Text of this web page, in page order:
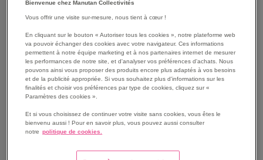
Lot de 4 Feutre effaçable
p/tableau et ardoise coloris
assortis
3,35 €
4,02 € TTC
Pochettes magnétiques à
trier
44,75 €
53,70 € TTC
Bienvenue chez Manutan Collectivités
Vous offrir une visite sur-mesure, nous tient à cœur !
En cliquant sur le bouton « Autoriser tous les cookies », notre plateforme web
va pouvoir échanger des cookies avec votre navigateur. Ces informations
permettent à notre équipe marketing et à nos partenaires internet de mesurer
les performances de notre site, et d'analyser vos préférences d'achats. Nous
pouvons ainsi vous proposer des produits encore plus adaptés à vos besoins
et de la publicité appropriée. Si vous souhaitez plus d'informations sur les
finalités et choisir vos préférences par type de cookies, cliquez sur «
Paramètres des cookies ».
Et si vous choisissez de continuer votre visite sans cookies, vous êtes le
bienvenu aussi ! Pour en savoir plus, vous pouvez aussi consulter
notre politique de cookies.